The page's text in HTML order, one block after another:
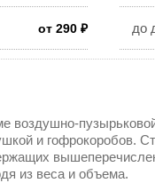
от 290 ₽ до
воздушно-
и гофрокоробов.
из веса и объема.